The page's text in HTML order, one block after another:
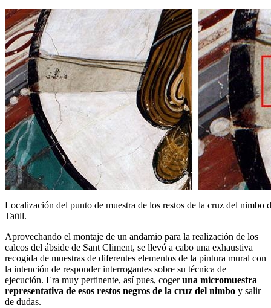
Localización del punto de muestra de los restos de la cruz del nimbo
Taüll.
Aprovechando el montaje de un andamio para la realización de los
calcos del ábside de Sant Climent, se llevó a cabo una exhaustiva
recogida de muestras de diferentes elementos de la pintura mural con
la intención de responder interrogantes sobre su técnica de
ejecución. Era muy pertinente, así pues, cogeruna micromuestra
representativa de esos restos negros de la cruz del nimbo y salir
de dudas.